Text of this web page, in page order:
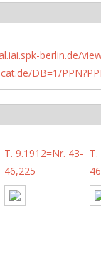
berlin.de/
DB=1/
T. 9.1912=Nr. 43-
46,225